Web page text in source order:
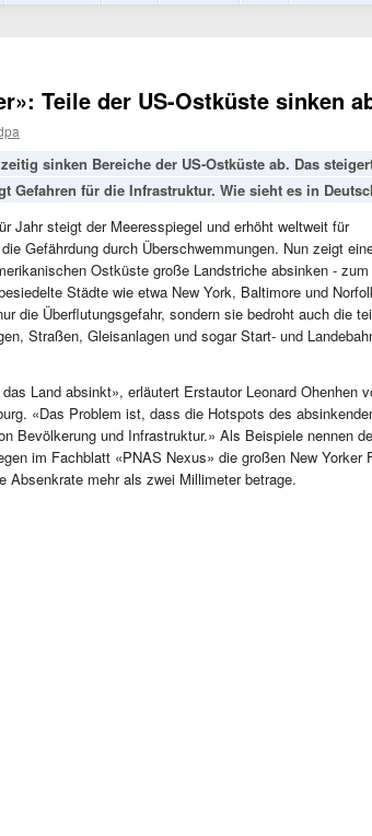
Teile der US-Ostküste sinken
sinken Bereiche der US-Ostküste ab. Das
Gefahren für die Infrastruktur. Wie sieht es in
Jahr steigt der Meeresspiegel und erhöht weltweit für
Gefährdung durch Überschwemmungen. Nun zeigt
Ostküste große Landstriche absinken - zum
Städte wie etwa New York, Baltimore und
die Überflutungsgefahr, sondern sie bedroht auch die
Straßen, Gleisanlagen und sogar Start- und
Land absinkt», erläutert Erstautor Leonard Ohenhen
«Das Problem ist, dass die Hotspots des
Bevölkerung und Infrastruktur.» Als Beispiele nennen
im Fachblatt «PNAS Nexus» die großen New Yorker
Absenkrate mehr als zwei Millimeter betrage.